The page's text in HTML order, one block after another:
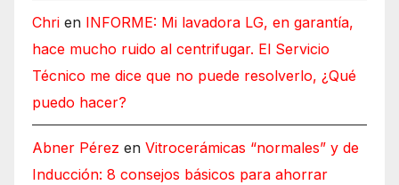
Chri en INFORME: Mi lavadora LG, en garantía,
hace mucho ruido al centrifugar. El Servicio
Técnico me dice que no puede resolverlo, ¿Qué
puedo hacer?
Abner Pérez en Vitrocerámicas “normales” y de
Inducción: 8 consejos básicos para ahorrar